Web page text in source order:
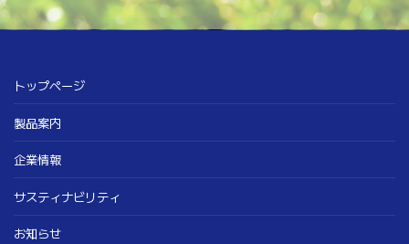
トップページ
製品案内
企業情報
サスティナビリティ
お知らせ